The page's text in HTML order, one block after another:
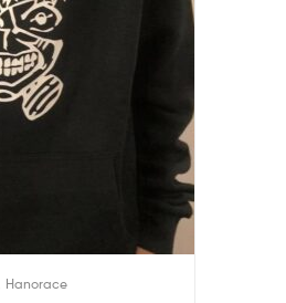
Hanorace